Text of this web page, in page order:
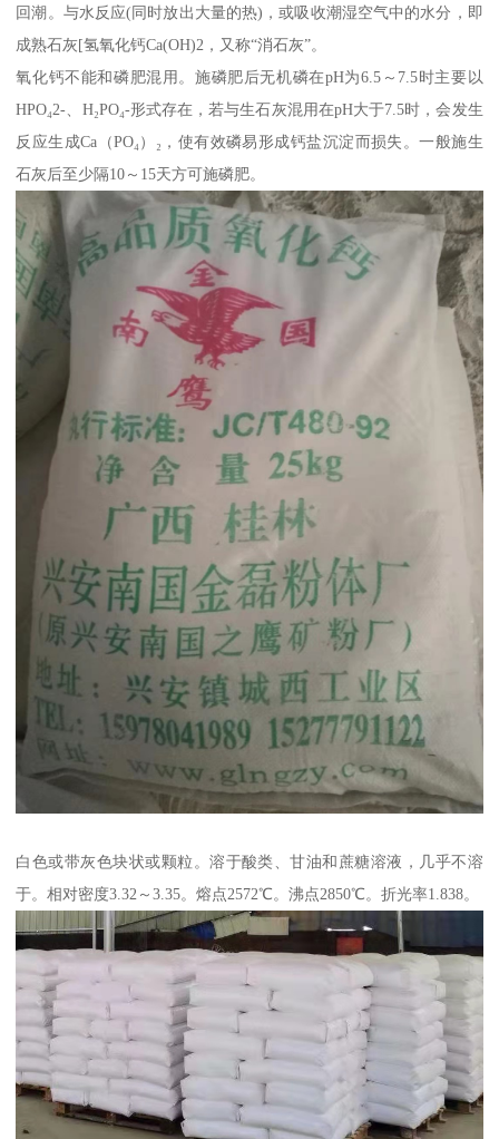
回潮。与水反应(同时放出大量的热)，或吸收潮湿空气中的水分，即
成熟石灰[氢氧化钙Ca(OH)2，又称“消石灰”。
氧化钙不能和磷肥混用。施磷肥后无机磷在pH为6.5～7.5时主要以
HPO₄2-、H₂PO₄-形式存在，若与生石灰混用在pH大于7.5时，会发生
反应生成Ca（PO₄）₂，使有效磷易形成钙盐沉淀而损失。一般施生
石灰后至少隔10～15天方可施磷肥。
白色或带灰色块状或颗粒。溶于酸类、甘油和蔗糖溶液，几乎不溶
于。相对密度3.32～3.35。熔点2572℃。沸点2850℃。折光率1.838。